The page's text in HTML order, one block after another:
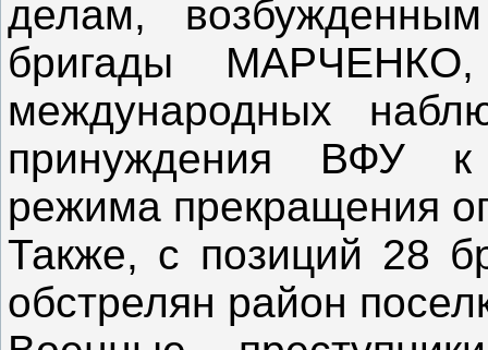
делам,
бригады
международных
принуждения ВФУ к
режима прекращения
Также, с позиций 28
обстрелян район